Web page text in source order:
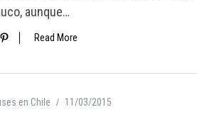
aunque…
Read More
en Chile 11/03/2015